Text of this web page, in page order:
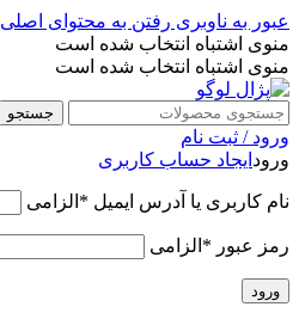
عبور به ناوبری رفتن به محتوای اصلی
منوی اشتباه انتخاب شده است
منوی اشتباه انتخاب شده است
جستجو
ورود / ثبت نام
ورود ایجاد حساب کاربری
نام کاربری یا آدرس ایمیل * الزامی
رمز عبور * الزامی
ورود